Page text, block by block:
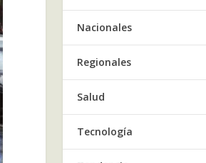
Nacionales
Regionales
Salud
Tecnología